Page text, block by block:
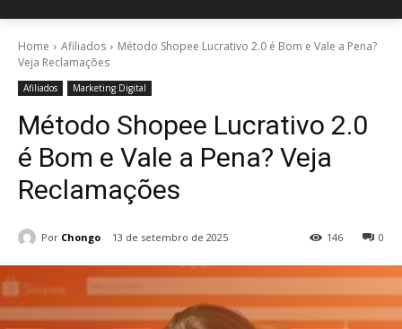
Home Afiliados
Método Shopee Lucrativo 2.0 é Bom e Vale a Pena?
Veja Reclamações
Afiliados Marketing Digital
Método Shopee Lucrativo 2.0
é Bom e Vale a Pena? Veja
Reclamações
Por Chongo 13 de setembro de 2025 0
146